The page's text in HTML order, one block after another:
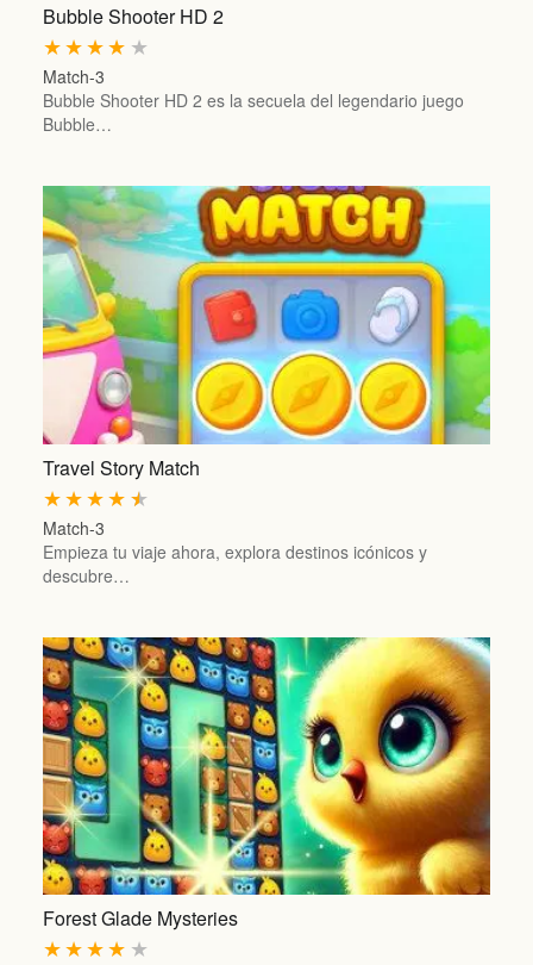
Bubble Shooter HD 2
★
★
★
★
★
Match-3
Bubble Shooter HD 2 es la secuela del legendario juego
Bubble…
Travel Story Match
★
★
★
★
★
Match-3
Empieza tu viaje ahora, explora destinos icónicos y
descubre…
Forest Glade Mysteries
★
★
★
★
★